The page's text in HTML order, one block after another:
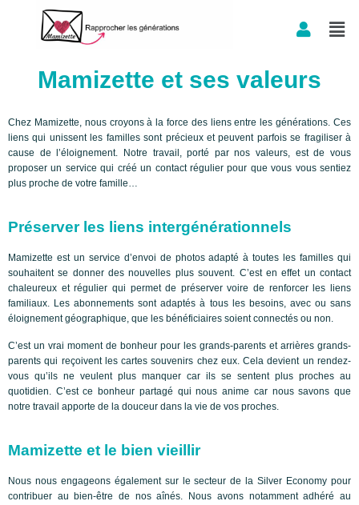
contenuMamizette et ses valeurs
Chez Mamizette, nous croyons à la force des liens entre les générations. Ces
liens qui unissent les familles sont précieux et peuvent parfois se fragiliser à
cause de l’éloignement. Notre travail, porté par nos valeurs, est de vous
proposer un service qui créé un contact régulier pour que vous vous sentiez
plus proche de votre famille…
Préserver les liens intergénérationnels
Mamizette est un service d’envoi de photos adapté à toutes les familles qui
souhaitent se donner des nouvelles plus souvent. C’est en effet un contact
chaleureux et régulier qui permet de préserver voire de renforcer les liens
familiaux. Lesabonnements sont adaptés à tous les besoins, avec ou sans
éloignement géographique, que les bénéficiaires soient connectés ou non.
C’est un vrai moment de bonheur pour les grands-parents et arrières grands-
parents qui reçoivent les cartes souvenirs chez eux. Cela devient un rendez-
vous qu’ils ne veulent plus manquer car ils se sentent plus proches au
quotidien. C’est ce bonheur partagé qui nous anime car nous savons que
notre travail apporte de la douceur dans la vie de vos proches.
Mamizette et le bien vieillir
Nous nous engageons également sur le secteur de la Silver Economy pour
contribuer au bien-être de nos aînés. Nous avons notamment adhéré au